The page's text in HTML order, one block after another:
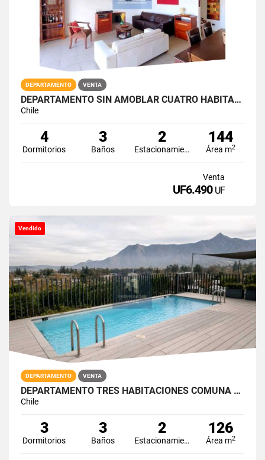
DEPARTAMENTO VENTA
DEPARTAMENTO SIN AMOBLAR CUATRO HABITACIONES EN SERENA GOLF
Chile
4
Dormitorios
3
Baños
2
Estacionamiento
144
Área m2
Venta
UF6.490 UF
Vendido
DEPARTAMENTO VENTA
DEPARTAMENTO TRES HABITACIONES COMUNA VITACURA
Chile
3
Dormitorios
3
Baños
2
Estacionamiento
126
Área m2